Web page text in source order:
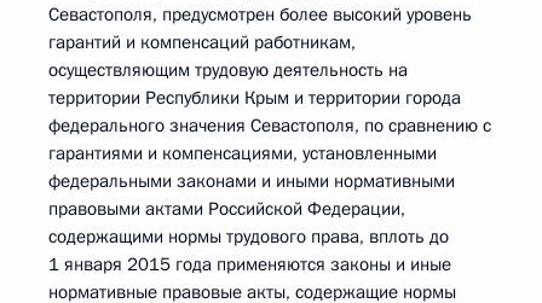
Севастополя, предусмотрен более высокий уровень
гарантий и компенсаций работникам,
осуществляющим трудовую деятельность на
территории Республики Крым и территории города
федерального значения Севастополя, по сравнению с
гарантиями и компенсациями, установленными
федеральными законами и иными нормативными
правовыми актами Российской Федерации,
содержащими нормы трудового права, вплоть до
1 января 2015 года применяются законы и иные
нормативные правовые акты, содержащие нормы